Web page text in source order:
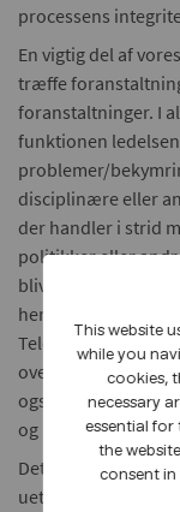
processens
En vigtig del af
træffe
foranstaltninger. I
funktionen
problemer/
disciplinære eller
der handler i strid
politikker eller
blive gjort til
herunder
Telenors
overtrædelser af
også den
og i nogle tilfælde
Det er vigtigt at
uetisk eller ulovlig
This website
while you
cookies,
necessary
essential for
the
consent in